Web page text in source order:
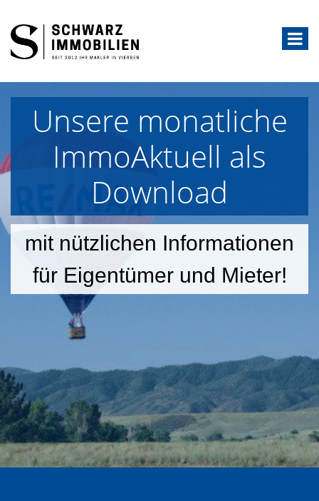
Unsere monatliche
ImmoAktuell als
Download
mit nützlichen Informationen
für Eigentümer und Mieter!